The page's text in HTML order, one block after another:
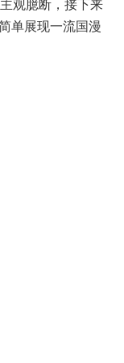
观臆断，接下来
单展现一流国漫